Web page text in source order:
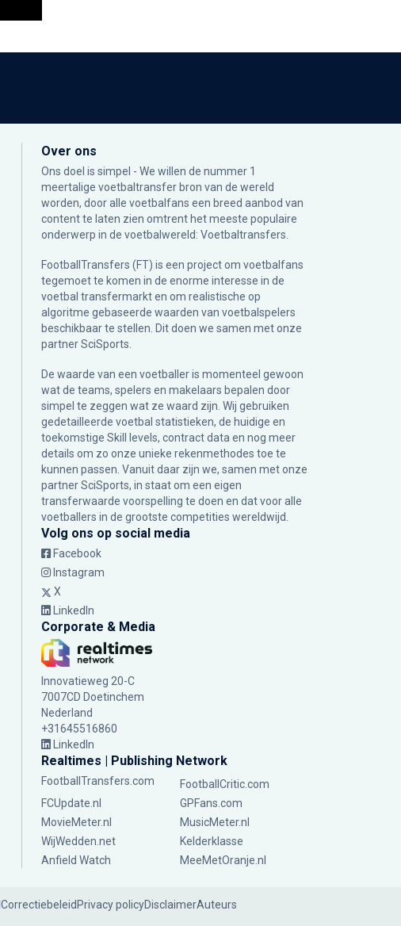
Over ons
Ons doel is simpel - We willen de nummer 1
meertalige voetbaltransfer bron van de wereld
worden, door alle voetbalfans een breed aanbod van
content te laten zien omtrent het meeste populaire
onderwerp in de voetbalwereld: Voetbaltransfers.
FootballTransfers (FT) is een project om voetbalfans
tegemoet te komen in de enorme interesse in de
voetbal transfermarkt en om realistische op
algoritme gebaseerde waarden van voetbalspelers
beschikbaar te stellen. Dit doen we samen met onze
partnerSciSports
De waarde van een voetballer is momenteel gewoon
wat de teams, spelers en makelaars bepalen door
simpel te zeggen wat ze waard zijn. Wij gebruiken
gedetailleerde voetbal statistieken, de huidige en
toekomstige Skill levels, contract data en nog meer
details om zo onze unieke rekenmethodes toe te
kunnen passen. Vanuit daar zijn we, samen met onze
partner SciSports, in staat om een eigen
transferwaarde voorspelling te doen en dat voor alle
voetballers in de grootste competities wereldwijd.
Volg ons op social media
Facebook
Instagram
X
LinkedIn
Corporate & Media
Innovatieweg 20-C
7007CD Doetinchem
Nederland
+31645516860
LinkedIn
Realtimes | Publishing Network
FootballTransfers.com
FootballCritic.com
FCUpdate.nl
GPFans.com
MovieMeter.nl
MusicMeter.nl
WijWedden.net
Kelderklasse
Anfield Watch
MeeMetOranje.nl
Correctiebeleid Privacy policyDisclaimerAuteurs